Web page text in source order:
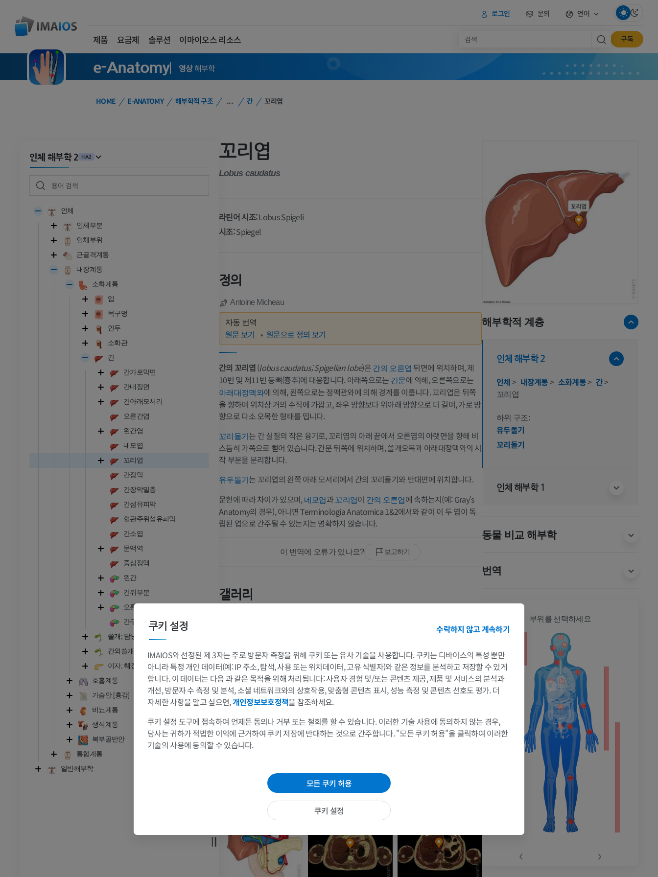
로그인 문의 언어
제품 요금제 솔루션 이마이오스 리소스 구독
e-Anatomy 영상해부학
HOME E-ANATOMY 해부학적 구조 ... 간 꼬리엽
인체 해부학 2 HA2
인체
인체부분
인체부위
근골격계통
내장계통
소화계통
입
목구멍
인두
소화관
간
간가로막면
간내장면
간아래모서리
오른간엽
왼간엽
네모엽
꼬리엽
간장막
간장막밑층
간섬유피막
혈관주위섬유피막
간소엽
문맥역
중심정맥
왼간
간뒤부분
오른간
간구역
쓸개; 담낭
간외쓸개관
이자; 췌장
호흡계통
가슴안 [흉강]
비뇨계통
생식계통
복부골반안
통합계통
일반해부학
꼬리엽
Lobus caudatus
라틴어 시조:Lobus Spigeli
시조:Spiegel
정의
Antoine Micheau
자동 번역
원문 보기 원문으로 정의 보기
간의 꼬리엽(lobus caudatus; Spigelian lobe)은간의 오른엽 뒤면에 위치하며, 제
10번 및 제11번 등뼈(흉추)에 대응합니다. 아래쪽으로는 간문에 의해, 오른쪽으로는
아래대정맥와에 의해, 왼쪽으로는 정맥관와에 의해 경계를 이룹니다. 꼬리엽은 뒤쪽
을 향하며 위치상 거의 수직에 가깝고, 좌우 방향보다 위아래 방향으로 더 길며, 가로 방
향으로 다소 오목한 형태를 띱니다.
꼬리돌기는 간 실질의 작은 융기로, 꼬리엽의 아래 끝에서 오른엽의 아랫면을 향해 비
스듬히 가쪽으로 뻗어 있습니다. 간문 뒤쪽에 위치하며, 쓸개오목과 아래대정맥와의 시
작 부분을 분리합니다.
유두돌기는 꼬리엽의 왼쪽 아래 모서리에서 간의 꼬리돌기와 반대편에 위치합니다.
문헌에 따라 차이가 있으며,네모엽과꼬리엽이 간의 오른엽에 속하는지(예: Gray's
Anatomy의 경우), 아니면 Terminologia Anatomica 1&2에서와 같이 이 두 엽이 독
립된 엽으로 간주될 수 있는지는 명확하지 않습니다.
이 번역에 오류가 있나요? 보고하기
갤러리
해부학적 계층
인체 해부학 2
인체> 내장계통> 소화계통> 간>
꼬리엽
하위 구조:
유두돌기
꼬리돌기
인체 해부학 1
동물 비교 해부학
번역
MRI
프리미엄
발앞부 MRI
MRI
MRI
프리미엄
어깨 MRI
MRI
프리미엄
손목 MRI
프리미엄
팔꿈치 MRI
손 MRI
MRI
삽화
프리미엄
다리 방사선 촬영
무료
무릎 MRI
MRI
부위를 선택하세요
‹ ›
쿠키 설정 수락하지 않고 계속하기
IMAIOS와 선정된 제 3자는 주로 방문자 측정을 위해 쿠키 또는 유사 기술을 사용합니다. 쿠키는 디바이스의 특성 뿐만
아니라 특정 개인 데이터(예: IP 주소, 탐색, 사용 또는 위치데이터, 고유 식별자)와 같은 정보를 분석하고 저장할 수 있게
합니다. 이 데이터는 다음 과 같은 목적을 위해 처리됩니다: 사용자 경험 및/또는 콘텐츠 제공, 제품 및 서비스의 분석과
개선, 방문자 수 측정 및 분석, 소셜 네트워크와의 상호작용, 맞춤형 콘텐츠 표시, 성능 측정 및 콘텐츠 선호도 평가. 더
자세한 사항을 알고 싶으면,개인정보보호정책을 참조하세요.
쿠키 설정 도구에 접속하여 언제든 동의나 거부 또는 철회를 할 수 있습니다. 이러한 기술 사용에 동의하지 않는 경우,
당사는 귀하가 적법한 이익에 근거하여 쿠키 저장에 반대하는 것으로 간주합니다. "모든 쿠키 허용"을 클릭하여 이러한
기술의 사용에 동의할 수 있습니다.
모든 쿠키 허용
쿠키 설정